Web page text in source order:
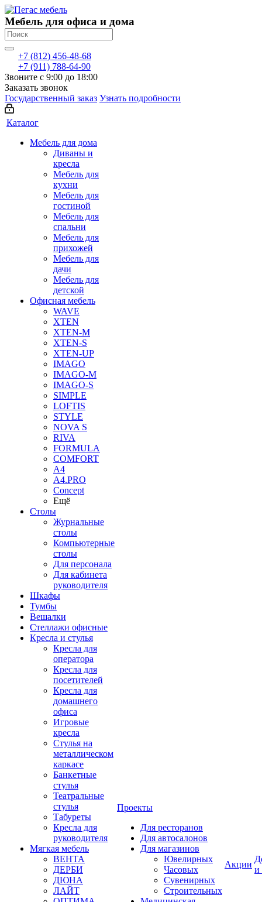
Мебель для офиса и дома
+7 (812) 456-48-68
+7 (911) 788-64-90
Звоните с 9:00 до 18:00
Заказать звонок
Государственный заказ Узнать подробности
Каталог
Мебель для дома
Диваны и
кресла
Мебель для
кухни
Мебель для
гостиной
Мебель для
спальни
Мебель для
прихожей
Мебель для
дачи
Мебель для
детской
Офисная мебель
WAVE
XTEN
XTEN-M
XTEN-S
XTEN-UP
IMAGO
IMAGO-M
IMAGO-S
SIMPLE
LOFTIS
STYLE
NOVA S
RIVA
FORMULA
COMFORT
A4
A4.PRO
Concept
Ещё
Столы
Журнальные
столы
Компьютерные
столы
Для персонала
Для кабинета
руководителя
Шкафы
Тумбы
Вешалки
Стеллажи офисные
Кресла и стулья
Кресла для
оператора
Кресла для
посетителей
Кресла для
домашнего
офиса
Игровые
кресла
Стулья на
металлическом
каркасе
Банкетные
стулья
Театральные
стулья
Табуреты
Кресла для
руководителя
Мягкая мебель
ВЕНТА
ДЕРБИ
ДЮНА
ЛАЙТ
Проекты
Для ресторанов
Для автосалонов
Для магазинов
Ювелирных
Часовых
Сувенирных
Строительных
Акции
и